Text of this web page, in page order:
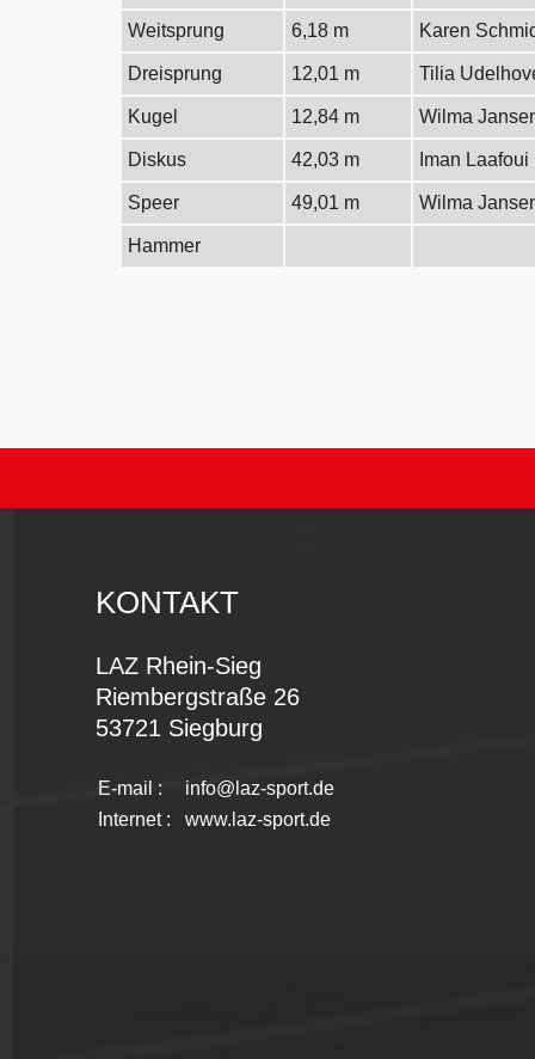
Weitsprung 6,18 m Karen
Dreisprung 12,01 m Tilia
Kugel 12,84 m Wilma
Diskus 42,03 m Iman Laafoui
Speer 49,01 m Wilma
Hammer
KONTAKT
LAZ Rhein-Sieg
Riembergstraße 26
53721 Siegburg
E-mail :
info@laz-sport.de
Internet :
www.laz-sport.de